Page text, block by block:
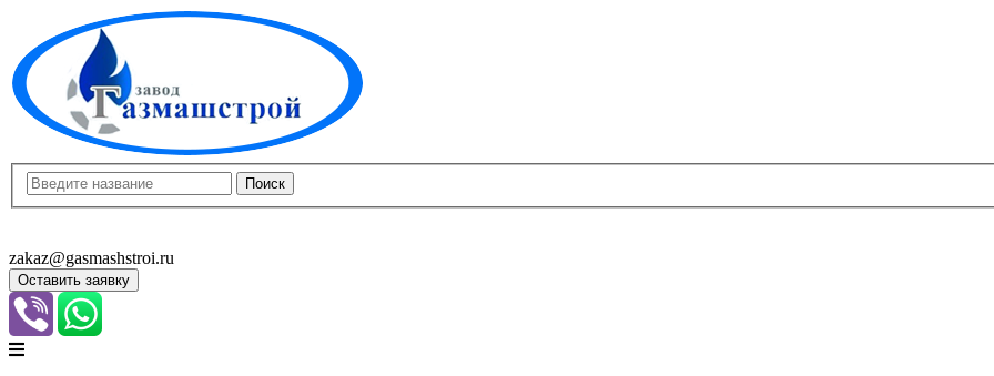
zakaz@gasmashstroi.ru
Оставить заявку